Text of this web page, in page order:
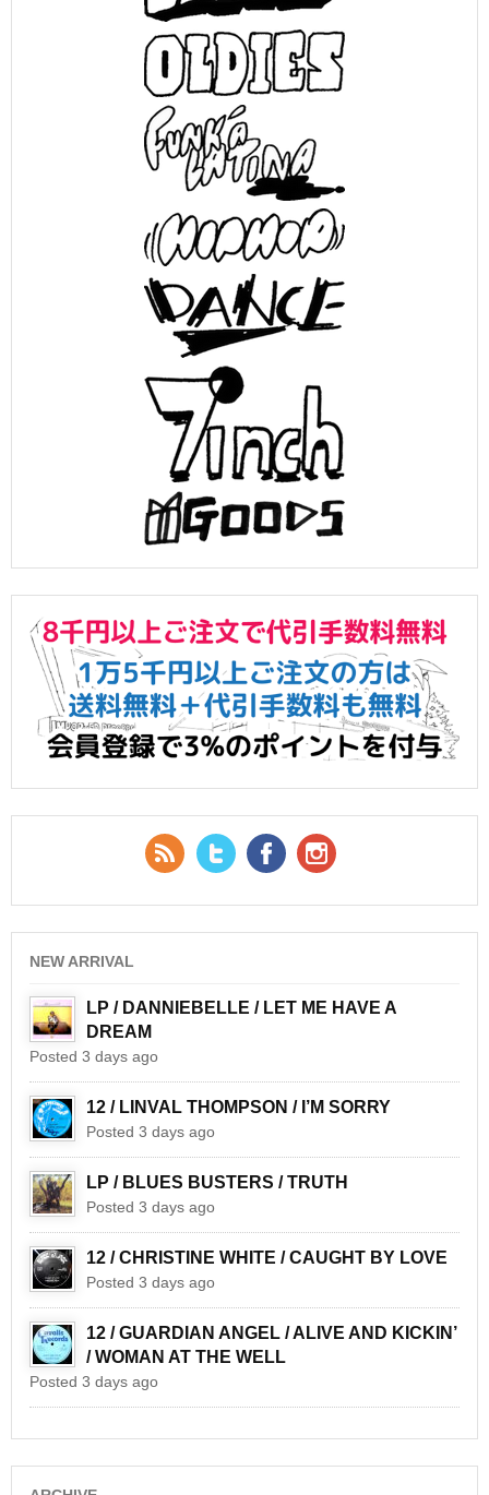
RSS Feed
Twitter Facebook
NEW ARRIVAL
LP / DANNIEBELLE / LET ME HAVE A
DREAM
Posted 3 days ago
12 / LINVAL THOMPSON / I’M SORRY
Posted 3 days ago
LP / BLUES BUSTERS / TRUTH
Posted 3 days ago
12 / CHRISTINE WHITE / CAUGHT BY LOVE
Posted 3 days ago
12 / GUARDIAN ANGEL / ALIVE AND KICKIN’
/ WOMAN AT THE WELL
Posted 3 days ago